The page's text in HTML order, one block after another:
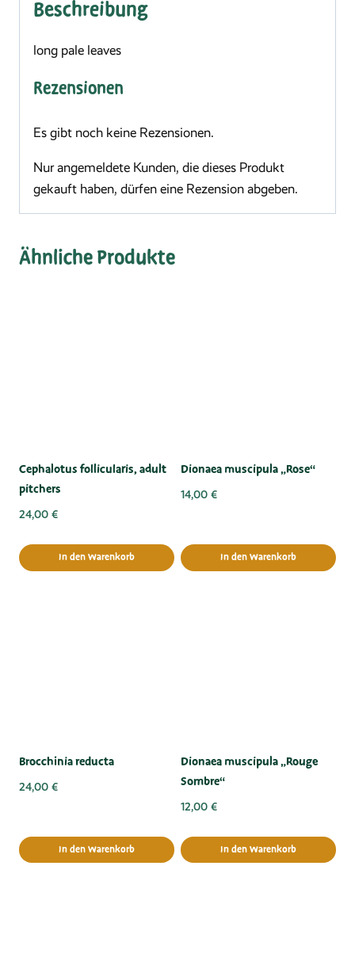
Beschreibung
long pale leaves
Rezensionen
Es gibt noch keine Rezensionen.
Nur angemeldete Kunden, die dieses Produkt
gekauft haben, dürfen eine Rezension abgeben.
Ähnliche Produkte
Cephalotus follicularis, adult
pitchers
24,00 €
In den Warenkorb
Dionaea muscipula „Rose“
14,00 €
In den Warenkorb
Brocchinia reducta
24,00 €
In den Warenkorb
Dionaea muscipula „Rouge
Sombre“
12,00 €
In den Warenkorb